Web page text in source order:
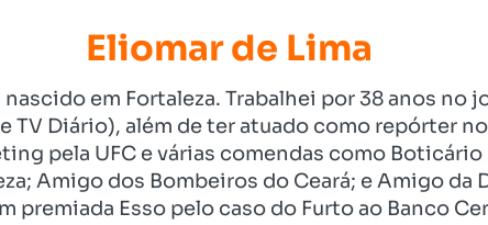
Eliomar de Lima
em Fortaleza. Trabalhei por 38 anos no
TV Diário), além de ter atuado como repórter
pela UFC e várias comendas como
Amigo dos Bombeiros do Ceará; e Amigo da
premiada Esso pelo caso do Furto ao Banco